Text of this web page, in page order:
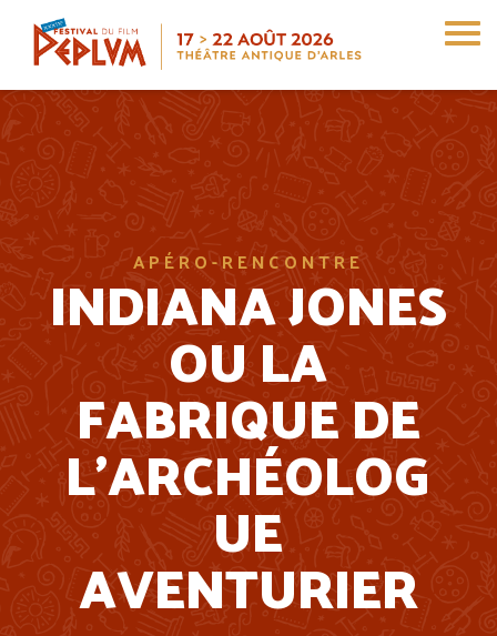
contenu
principal
APÉRO-RENCONTRE
INDIANA JONES
OU LA
FABRIQUE DE
L’ARCHÉOLOG
UE
AVENTURIER